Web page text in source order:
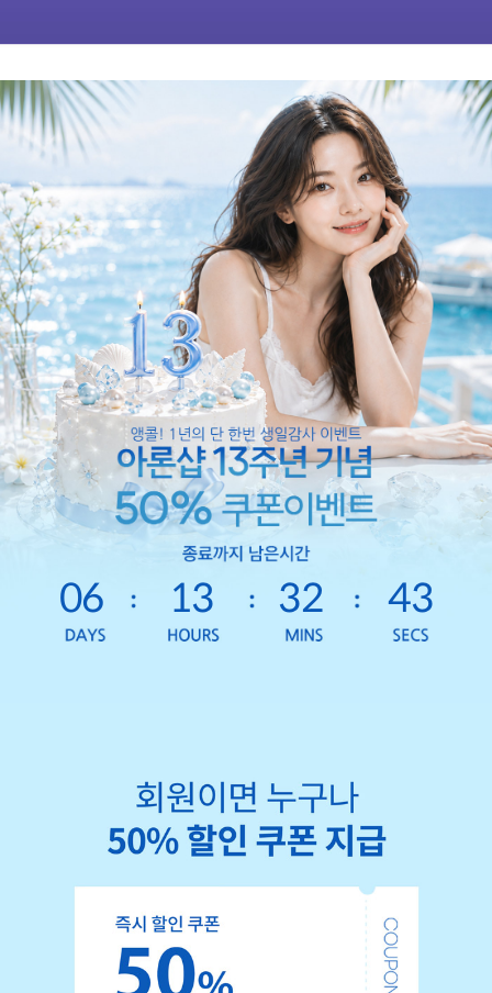
06 13 32 40